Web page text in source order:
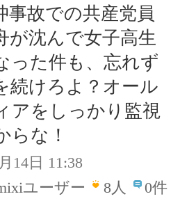
事故での共産党員
が沈んで女子高生
った件も、忘れず
続けろよ？オール
アをしっかり監視
らな！
14日 11:38
ユーザー
8人 0件